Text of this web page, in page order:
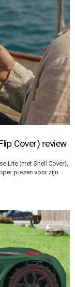
Cover) review
Lite (met Shell Cover),
prezen voor zijn